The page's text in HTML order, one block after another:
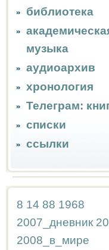
библиотека
музыка
аудиоархив
хронология
Телеграм:
списки
ссылки
8 14 88 1968
2007_дневник
2008_в_мире